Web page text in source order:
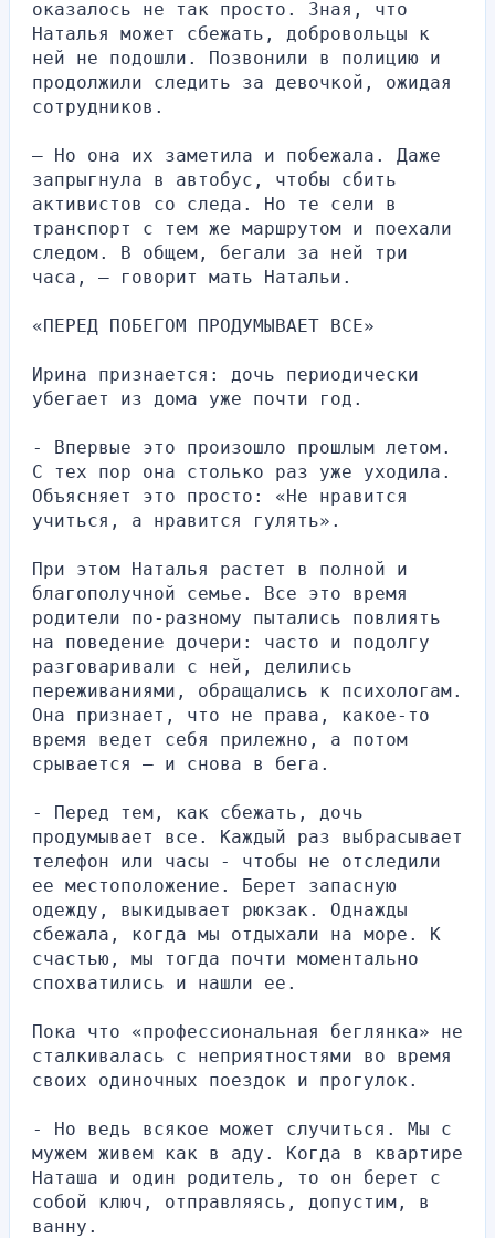
оказалось не так просто. Зная, что
Наталья может сбежать, добровольцы к
ней не подошли. Позвонили в полицию и
продолжили следить за девочкой, ожидая
сотрудников.
— Но она их заметила и побежала. Даже
запрыгнула в автобус, чтобы сбить
активистов со следа. Но те сели в
транспорт с тем же маршрутом и поехали
следом. В общем, бегали за ней три
часа, — говорит мать Натальи.
«ПЕРЕД ПОБЕГОМ ПРОДУМЫВАЕТ ВСЕ»
Ирина признается: дочь периодически
убегает из дома уже почти год.
- Впервые это произошло прошлым летом.
С тех пор она столько раз уже уходила.
Объясняет это просто: «Не нравится
учиться, а нравится гулять».
При этом Наталья растет в полной и
благополучной семье. Все это время
родители по-разному пытались повлиять
на поведение дочери: часто и подолгу
разговаривали с ней, делились
переживаниями, обращались к психологам.
Она признает, что не права, какое-то
время ведет себя прилежно, а потом
срывается — и снова в бега.
- Перед тем, как сбежать, дочь
продумывает все. Каждый раз выбрасывает
телефон или часы - чтобы не отследили
ее местоположение. Берет запасную
одежду, выкидывает рюкзак. Однажды
сбежала, когда мы отдыхали на море. К
счастью, мы тогда почти моментально
спохватились и нашли ее.
Пока что «профессиональная беглянка» не
сталкивалась с неприятностями во время
своих одиночных поездок и прогулок.
- Но ведь всякое может случиться. Мы с
мужем живем как в аду. Когда в квартире
Наташа и один родитель, то он берет с
собой ключ, отправляясь, допустим, в
ванну.